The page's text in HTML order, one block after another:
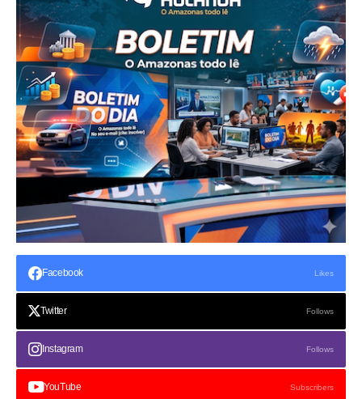
Facebook Likes
Twitter Follows
Instagram Follows
YouTube Subscribers